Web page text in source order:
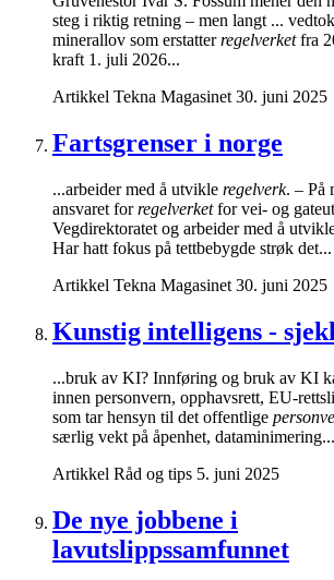
steg i riktig retning – men langt ...
minerallov som erstatterregelverketfra
kraft 1. juli 2026...
Artikkel Tekna Magasinet 30. juni 2025
Fartsgrenser i norge
...arbeider med å utvikle regelverk. – På
ansvaret forregelverketfor vei- og
Vegdirektoratet og arbeider med å
Har hatt fokus på tettbebygde strøk det...
Artikkel Tekna Magasinet 30. juni 2025
Kunstig intelligens -
...bruk av KI? Innføring og bruk av KI
innen personvern, opphavsrett, EU-
som tar hensyn til det offentlige
særlig vekt på åpenhet, dataminimering...
Artikkel Råd og tips 5. juni 2025
De nye jobbene i
lavutslippssamfunnet